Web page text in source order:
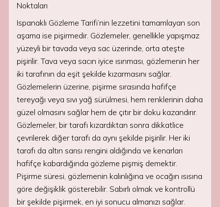
Noktaları
Ispanaklı Gözleme Tarifi’nin lezzetini tamamlayan son
aşama ise pişirmedir. Gözlemeler, genellikle yapışmaz
yüzeyli bir tavada veya sac üzerinde, orta ateşte
pişirilir. Tava veya sacın iyice ısınması, gözlemenin her
iki tarafının da eşit şekilde kızarmasını sağlar.
Gözlemelerin üzerine, pişirme sırasında hafifçe
tereyağı veya sıvı yağ sürülmesi, hem renklerinin daha
güzel olmasını sağlar hem de çıtır bir doku kazandırır.
Gözlemeler, bir tarafı kızardıktan sonra dikkatlice
çevrilerek diğer tarafı da aynı şekilde pişirilir. Her iki
tarafı da altın sarısı rengini aldığında ve kenarları
hafifçe kabardığında gözleme pişmiş demektir.
Pişirme süresi, gözlemenin kalınlığına ve ocağın ısısına
göre değişiklik gösterebilir. Sabırlı olmak ve kontrollü
bir şekilde pişirmek, en iyi sonucu almanızı sağlar.